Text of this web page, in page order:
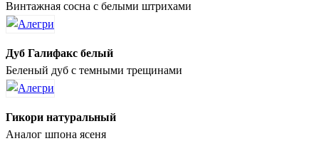
Винтажная сосна с белыми штрихами
Дуб Галифакс белый
Беленый дуб с темными трещинами
Гикори натуральный
Аналог шпона ясеня